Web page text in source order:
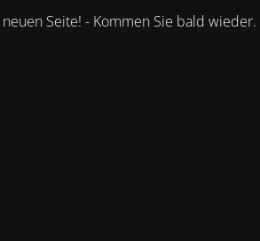
Seite! - Kommen Sie bald wieder.